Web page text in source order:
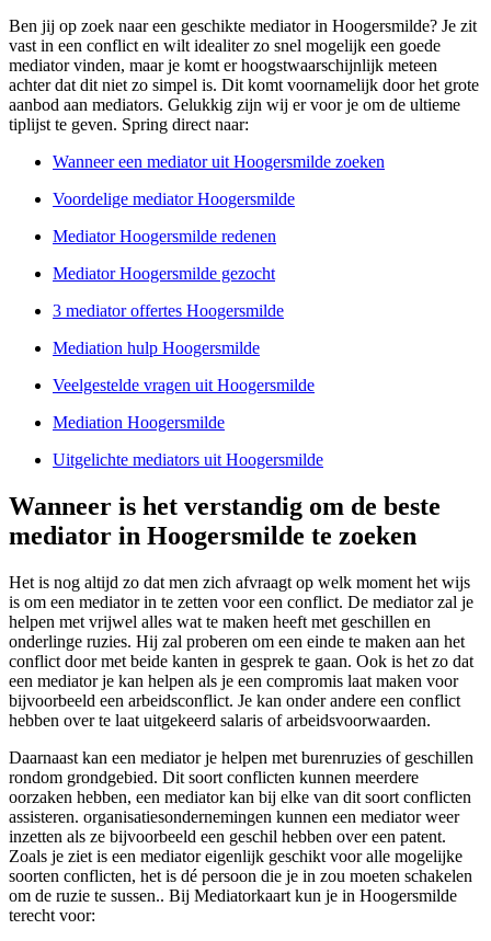
Ben jij op zoek naar een geschikte mediator in Hoogersmilde? Je zit
vast in een conflict en wilt idealiter zo snel mogelijk een goede
mediator vinden, maar je komt er hoogstwaarschijnlijk meteen
achter dat dit niet zo simpel is. Dit komt voornamelijk door het grote
aanbod aan mediators. Gelukkig zijn wij er voor je om de ultieme
tiplijst te geven. Spring direct naar:
Wanneer een mediator uit Hoogersmilde zoeken
Voordelige mediator Hoogersmilde
Mediator Hoogersmilde redenen
Mediator Hoogersmilde gezocht
3 mediator offertes Hoogersmilde
Mediation hulp Hoogersmilde
Veelgestelde vragen uit Hoogersmilde
Mediation Hoogersmilde
Uitgelichte mediators uit Hoogersmilde
Wanneer is het verstandig om de beste
mediator in Hoogersmilde te zoeken
Het is nog altijd zo dat men zich afvraagt op welk moment het wijs
is om een mediator in te zetten voor een conflict. De mediator zal je
helpen met vrijwel alles wat te maken heeft met geschillen en
onderlinge ruzies. Hij zal proberen om een einde te maken aan het
conflict door met beide kanten in gesprek te gaan. Ook is het zo dat
een mediator je kan helpen als je een compromis laat maken voor
bijvoorbeeld een arbeidsconflict. Je kan onder andere een conflict
hebben over te laat uitgekeerd salaris of arbeidsvoorwaarden.
Daarnaast kan een mediator je helpen met burenruzies of geschillen
rondom grondgebied. Dit soort conflicten kunnen meerdere
oorzaken hebben, een mediator kan bij elke van dit soort conflicten
assisteren. organisatiesondernemingen kunnen een mediator weer
inzetten als ze bijvoorbeeld een geschil hebben over een patent.
Zoals je ziet is een mediator eigenlijk geschikt voor alle mogelijke
soorten conflicten, het is dé persoon die je in zou moeten schakelen
om de ruzie te sussen.. Bij Mediatorkaart kun je in Hoogersmilde
terecht voor: